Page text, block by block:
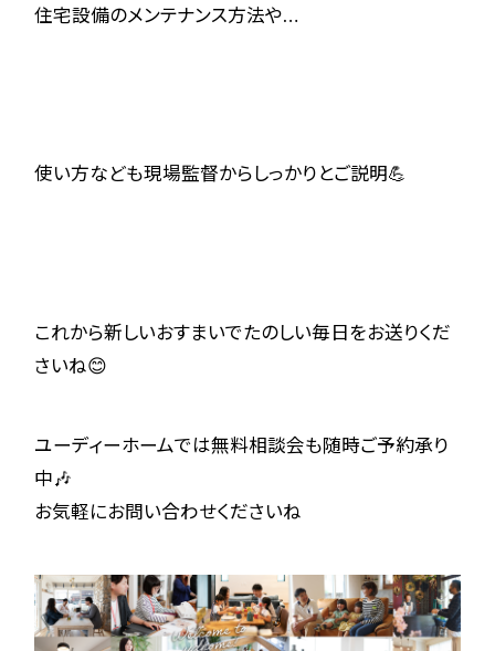
住宅設備のメンテナンス方法や…
使い方なども現場監督からしっかりとご説明💪
これから新しいおすまいでたのしい毎日をお送りくだ
さいね😊
ユーディーホームでは無料相談会も随時ご予約承り
中🎶
お気軽にお問い合わせくださいね